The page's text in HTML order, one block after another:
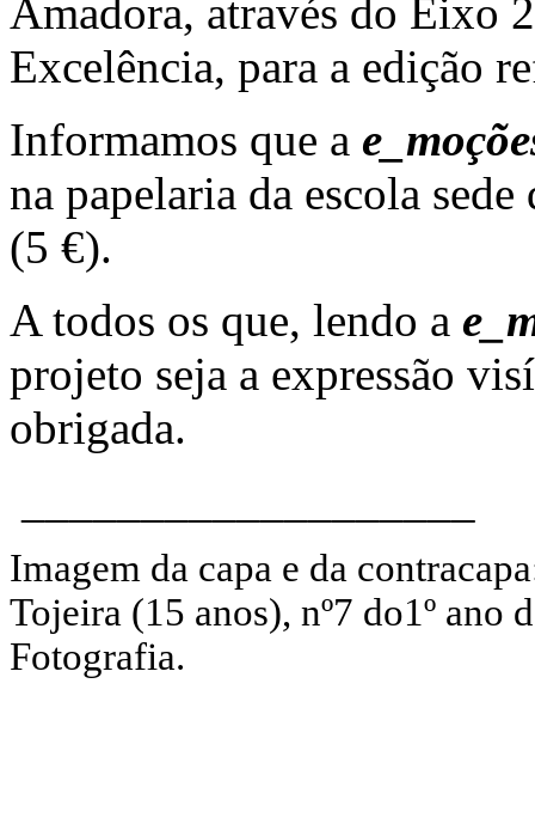
Amadora, através do Eixo
Excelência, para a edição
Informamos que a
na papelaria da escola
(5 €).
A todos os que, lendo a
projeto seja a expressão
obrigada.
Imagem da capa e da
Tojeira (15 anos), nº7 do1º ano
Fotografia.